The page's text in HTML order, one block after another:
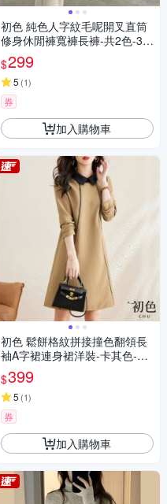
初色 純色人字紋毛呢開叉直筒
修身休閒褲寬褲長褲-共2色-39
699(L-4XL可選)
$299
5 (1)
券
加入購物車
初色 鬆餅格紋拼接撞色翻領長
袖A字裙連身裙洋裝-卡其色-31
089(M-2XL可選)
$399
5 (1)
券
加入購物車